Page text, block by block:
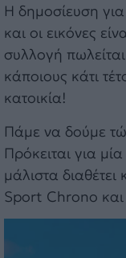
Η δημοσίευση
και οι εικόνες
συλλογή
κάποιους κάτι
κατοικία!
Πάμε να δούμε
Πρόκειται για
μάλιστα
Sport Chrono